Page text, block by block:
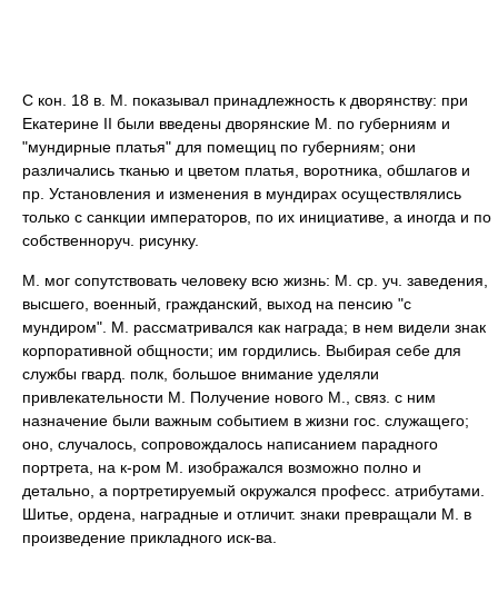
С кон. 18 в. М. показывал принадлежность к дворянству: при
Екатерине II были введены дворянские М. по губерниям и
"мундирные платья" для помещиц по губерниям; они
различались тканью и цветом платья, воротника, обшлагов и
пр. Установления и изменения в мундирах осуществлялись
только с санкции императоров, по их инициативе, а иногда и по
собственноруч. рисунку.
М. мог сопутствовать человеку всю жизнь: М. ср. уч. заведения,
высшего, военный, гражданский, выход на пенсию "с
мундиром". М. рассматривался как награда; в нем видели знак
корпоративной общности; им гордились. Выбирая себе для
службы гвард. полк, большое внимание уделяли
привлекательности М. Получение нового М., связ. с ним
назначение были важным событием в жизни гос. служащего;
оно, случалось, сопровождалось написанием парадного
портрета, на к-ром М. изображался возможно полно и
детально, а портретируемый окружался професс. атрибутами.
Шитье, ордена, наградные и отличит. знаки превращали М. в
произведение прикладного иск-ва.